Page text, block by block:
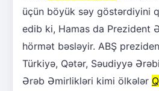
üçün böyük səy göstərdiyini
edib ki, Hamas da Prezident
hörmət bəsləyir. ABŞ
Türkiyə, Qətər, Səudiyyə
Ərəb Əmirlikləri kimi ölkələr